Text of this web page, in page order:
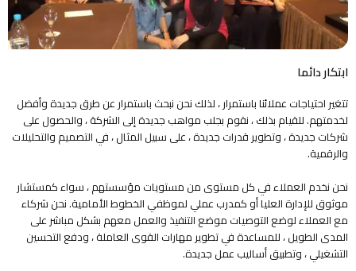
ابتكار دائما
تتغير احتياجات عملائنا باستمرار ، لذلك نحن نبحث باستمرار عن طرق جديدة وأفضل
لخدمتهم. للقيام بذلك ، نقوم بجلب مواهب جديدة إلى الشركة ، والحصول على
شركات جديدة ، وتطوير قدرات جديدة ، على سبيل المثال ، في التصميم والتحليلات
والرقمية.
نحن نخدم العملاء في كل مستوى من مستويات مؤسستهم ، سواء كمستشار
موثوق للإدارة العليا أو كمدرب عملي لموظفي الخطوط الأمامية. نحن شركاء
مع العملاء لوضع التوصيات موضع التنفيذ والعمل معهم بشكل مباشر على
المدى الطويل ، للمساعدة في تطوير مهارات القوى العاملة ، ودفع التحسين
التشغيلي ، وتطبيق أساليب عمل جديدة.